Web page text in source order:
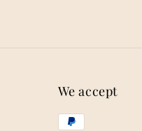
We accept